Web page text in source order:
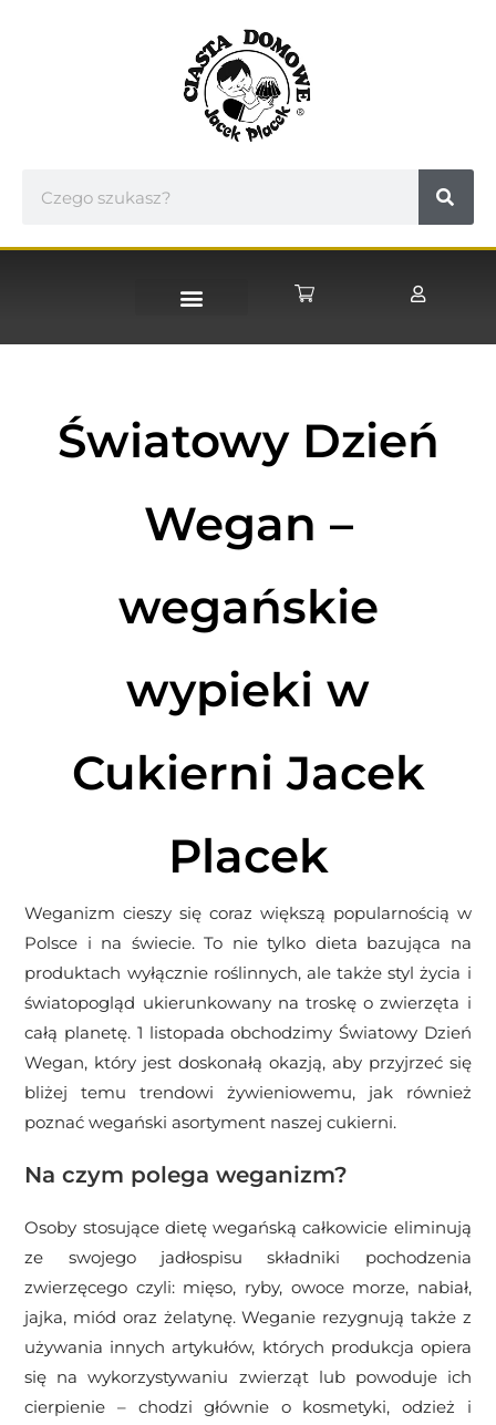
Światowy Dzień
Wegan –
wegańskie
wypieki w
Cukierni Jacek
Placek
Weganizm cieszy się coraz większą popularnością w
Polsce i na świecie. To nie tylko dieta bazująca na
produktach wyłącznie roślinnych, ale także styl życia i
światopogląd ukierunkowany na troskę o zwierzęta i
całą planetę. 1 listopada obchodzimy Światowy Dzień
Wegan, który jest doskonałą okazją, aby przyjrzeć się
bliżej temu trendowi żywieniowemu, jak również
poznać wegański asortyment naszej cukierni.
Na czym polega weganizm?
Osoby stosujące dietę wegańską całkowicie eliminują
ze swojego jadłospisu składniki pochodzenia
zwierzęcego czyli: mięso, ryby, owoce morze, nabiał,
jajka, miód oraz żelatynę. Weganie rezygnują także z
używania innych artykułów, których produkcja opiera
się na wykorzystywaniu zwierząt lub powoduje ich
cierpienie – chodzi głównie o kosmetyki, odzież i